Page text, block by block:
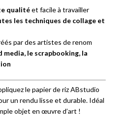
qualitéet facile à travailler
les techniques de collage et
par des artistes de renom
media, le scrapbooking, la
le papier de riz ABstudio
un rendu lisse et durable. Idéal
objet en œuvre d’art !